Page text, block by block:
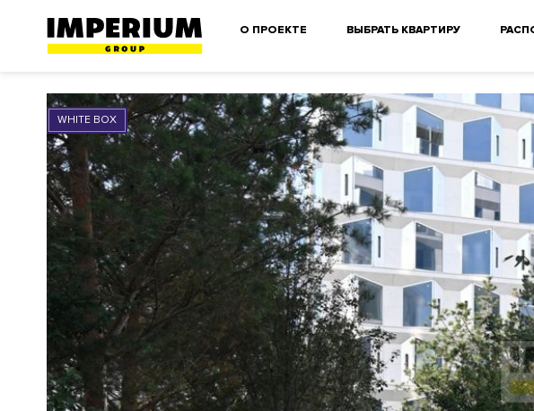
О ПРОЕКТЕ ВЫБРАТЬ КВАРТИРУ
WHITE BOX